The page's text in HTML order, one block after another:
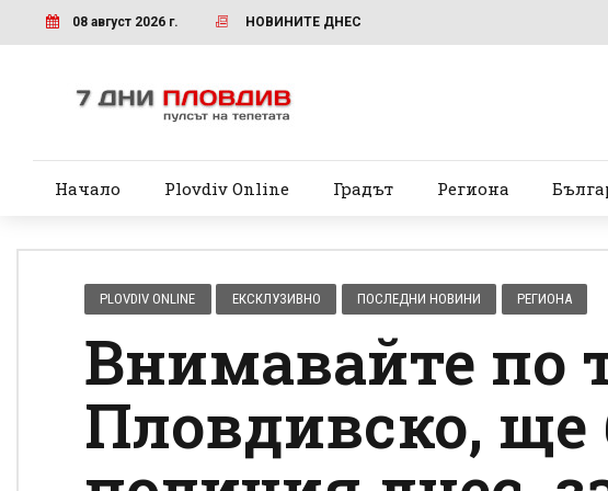
08 август 2026 г. НОВИНИТЕ ДНЕС
Начало Plovdiv Online Градът Региона
PLOVDIV ONLINE ЕКСКЛУЗИВНО ПОСЛЕДНИ НОВИНИ РЕГИОНА
Внимавайте по
Пловдивско, ще